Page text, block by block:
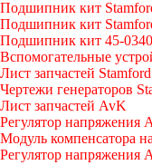
Подшипник кит
Подшипник кит
Подшипник кит 45-0340
Вспомогательные
Лист запчастей Stamford
Чертежи генераторов
Лист запчастей AvK
Регулятор напряжения
Модуль компенсатора
Регулятор напряжения